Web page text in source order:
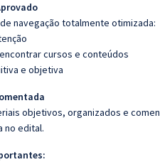
navegação totalmente otimizada:
cursos e conteúdos
e objetiva
objetivos, organizados e
no edital.